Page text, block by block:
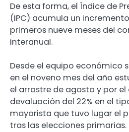
De esta forma, el Índice de
(IPC) acumula un incremento
primeros nueve meses del
interanual.
Desde el equipo económico
en el noveno mes del año
el arrastre de agosto y por
devaluación del 22% en el
mayorista que tuvo lugar el
tras las elecciones primarias.